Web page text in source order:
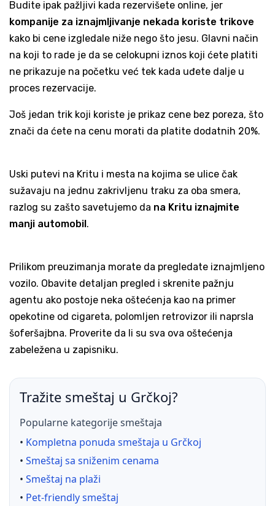
Budite ipak pažljivi kada rezervišete online, jer
kompanije za iznajmljivanje nekada koriste trikove
kako bi cene izgledale niže nego što jesu. Glavni način
na koji to rade je da se celokupni iznos koji ćete platiti
ne prikazuje na početku već tek kada uđete dalje u
proces rezervacije.
Još jedan trik koji koriste je prikaz cene bez poreza, što
znači da ćete na cenu morati da platite dodatnih 20%.
Uski putevi na Kritu i mesta na kojima se ulice čak
sužavaju na jednu zakrivljenu traku za oba smera,
razlog su zašto savetujemo da na Kritu iznajmite
manji automobil .
Prilikom preuzimanja morate da pregledate iznajmljeno
vozilo. Obavite detaljan pregled i skrenite pažnju
agentu ako postoje neka oštećenja kao na primer
opekotine od cigareta, polomljen retrovizor ili naprsla
šoferšajbna. Proverite da li su sva ova oštećenja
zabeležena u zapisniku.
Tražite smeštaj u Grčkoj?
Popularne kategorije smeštaja
• Kompletna ponuda smeštaja u Grčkoj
• Smeštaj sa sniženim cenama
• Smeštaj na plaži
• Pet-friendly smeštaj